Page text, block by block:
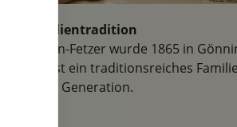
Familientradition
Samen-Fetzer wurde 1865 in
und ist ein traditionsreiches
der 6. Generation.